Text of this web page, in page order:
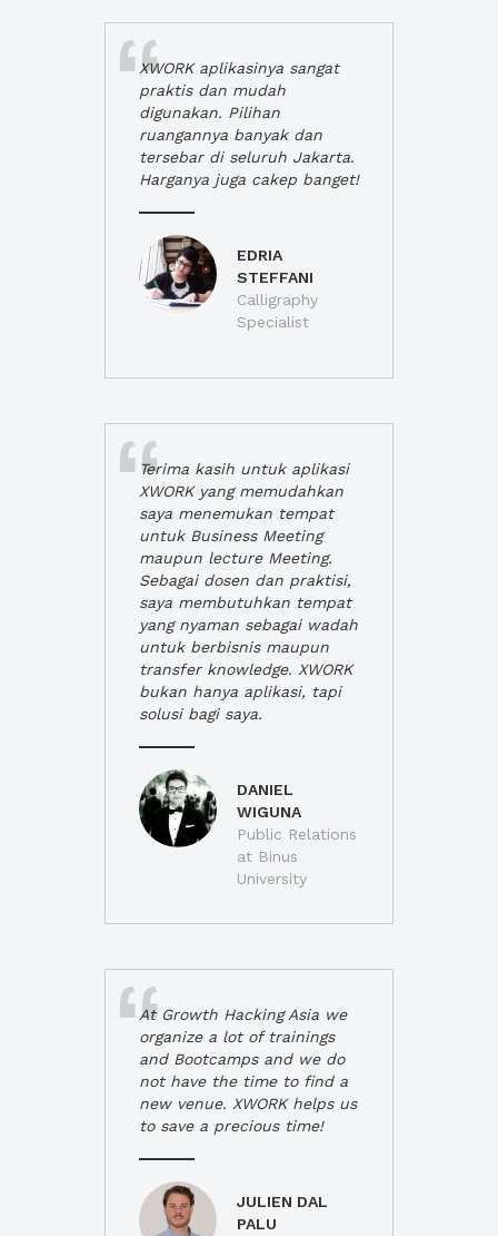
XWORK aplikasinya sangat
praktis dan mudah
digunakan. Pilihan
ruangannya banyak dan
tersebar di seluruh Jakarta.
Harganya juga cakep banget!
EDRIA
STEFFANI
Calligraphy
Specialist
Terima kasih untuk aplikasi
XWORK yang memudahkan
saya menemukan tempat
untuk Business Meeting
maupun lecture Meeting.
Sebagai dosen dan praktisi,
saya membutuhkan tempat
yang nyaman sebagai wadah
untuk berbisnis maupun
transfer knowledge. XWORK
bukan hanya aplikasi, tapi
solusi bagi saya.
DANIEL
WIGUNA
Public Relations
at Binus
University
At Growth Hacking Asia we
organize a lot of trainings
and Bootcamps and we do
not have the time to find a
new venue. XWORK helps us
to save a precious time!
JULIEN DAL
PALU